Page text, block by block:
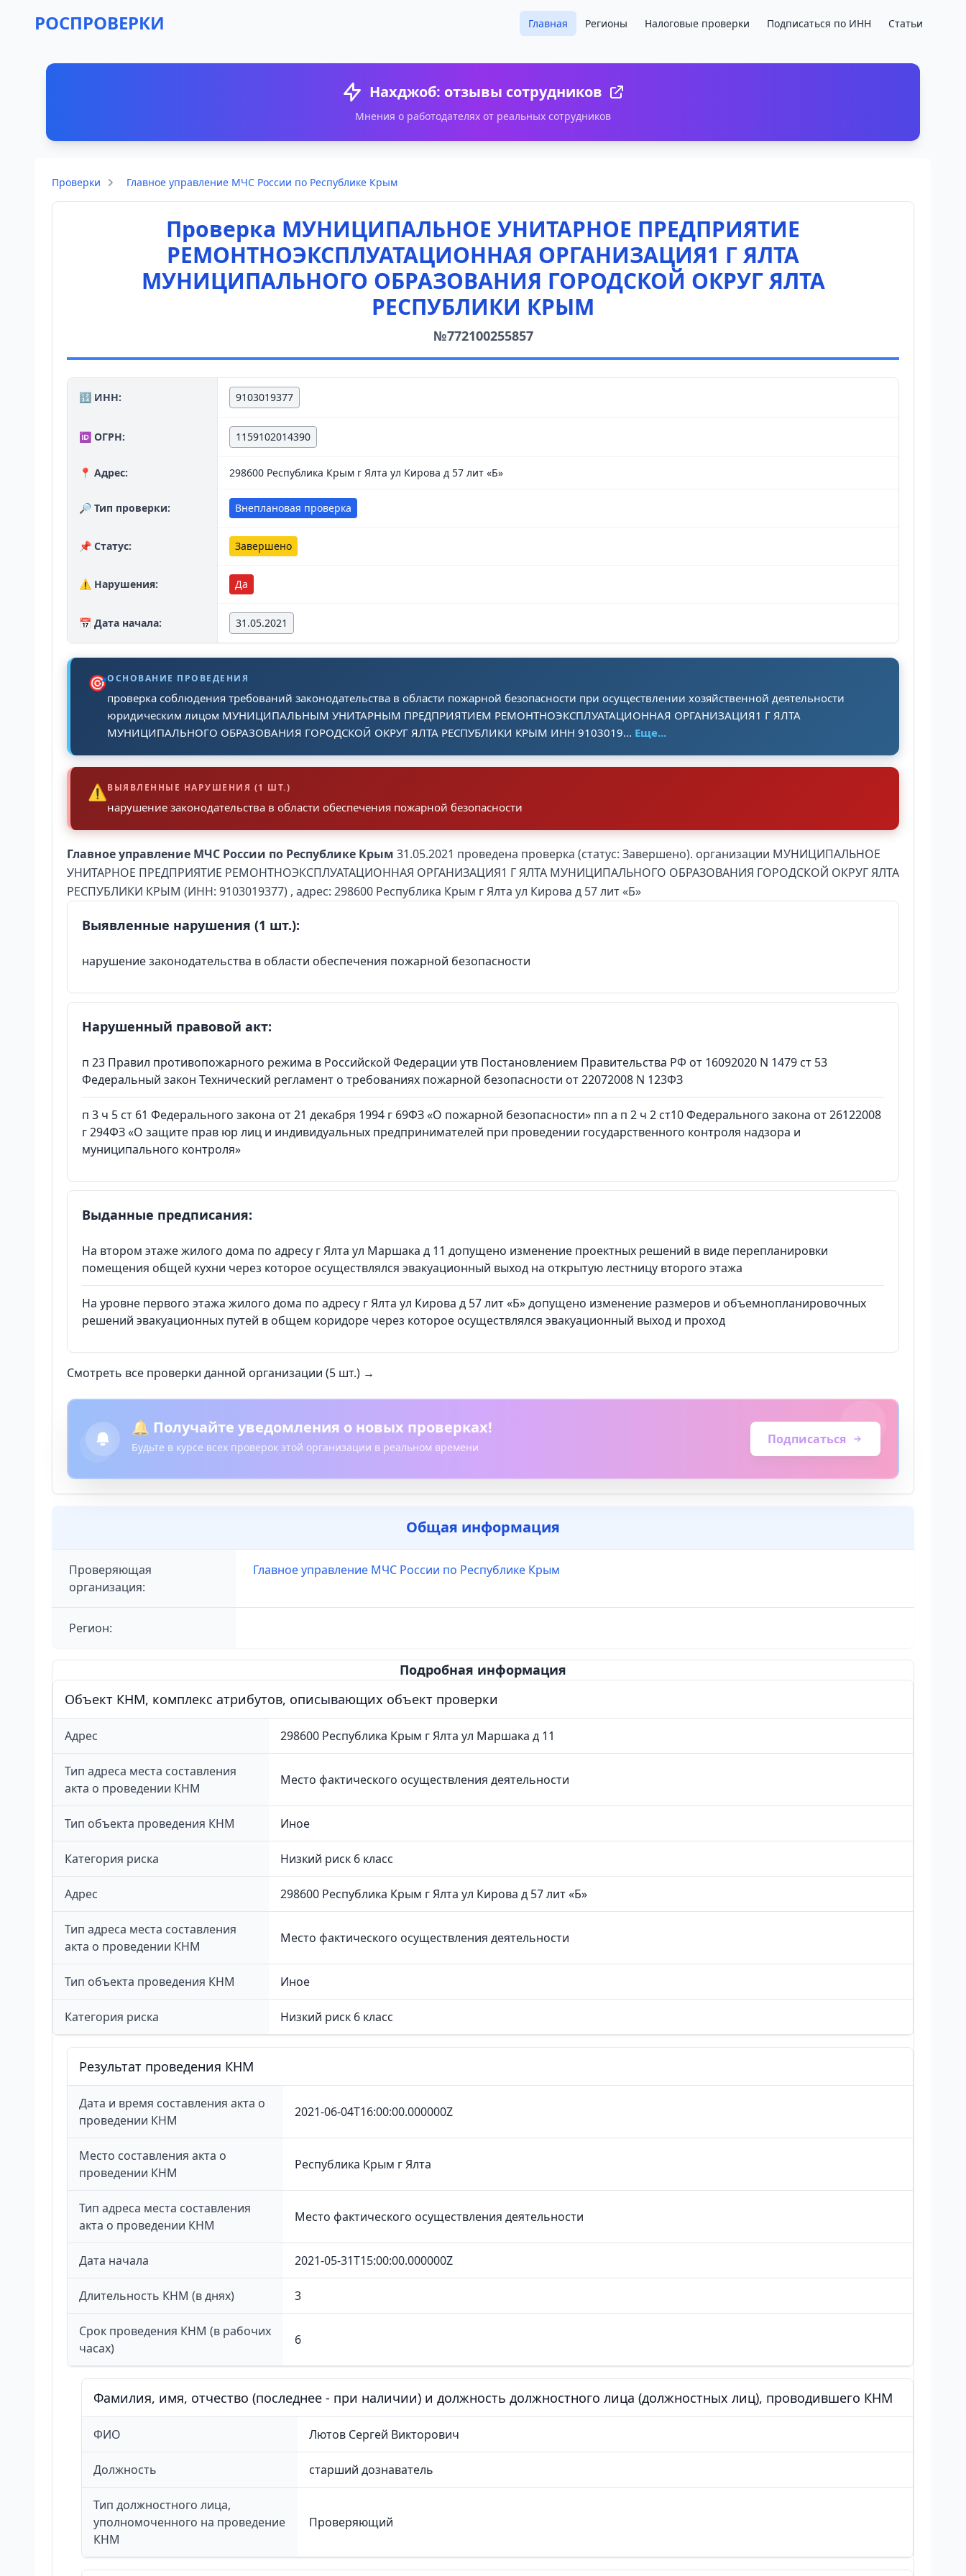
РОСПРОВЕРКИ Главная Регионы Налоговые проверки Подписаться по ИНН Статьи
Нахджоб: отзывы сотрудников
Мнения о работодателях от реальных сотрудников
Проверки Главное управление МЧС России по Республике Крым
Проверка МУНИЦИПАЛЬНОЕ УНИТАРНОЕ ПРЕДПРИЯТИЕ
РЕМОНТНОЭКСПЛУАТАЦИОННАЯ ОРГАНИЗАЦИЯ1 Г ЯЛТА
МУНИЦИПАЛЬНОГО ОБРАЗОВАНИЯ ГОРОДСКОЙ ОКРУГ ЯЛТА
РЕСПУБЛИКИ КРЫМ
№772100255857
🔢 ИНН: 9103019377
🆔 ОГРН: 1159102014390
📍 Адрес: 298600 Республика Крым г Ялта ул Кирова д 57 лит «Б»
🔎 Тип проверки: Внеплановая проверка
📌 Статус: Завершено
⚠️ Нарушения: Да
📅 Дата начала: 31.05.2021
🎯ОСНОВАНИЕ ПРОВЕДЕНИЯ
проверка соблюдения требований законодательства в области пожарной безопасности при осуществлении хозяйственной деятельности
юридическим лицом МУНИЦИПАЛЬНЫМ УНИТАРНЫМ ПРЕДПРИЯТИЕМ РЕМОНТНОЭКСПЛУАТАЦИОННАЯ ОРГАНИЗАЦИЯ1 Г ЯЛТА
МУНИЦИПАЛЬНОГО ОБРАЗОВАНИЯ ГОРОДСКОЙ ОКРУГ ЯЛТА РЕСПУБЛИКИ КРЫМ ИНН 9103019... Еще...
⚠️ВЫЯВЛЕННЫЕ НАРУШЕНИЯ (1 ШТ.)
нарушение законодательства в области обеспечения пожарной безопасности
Главное управление МЧС России по Республике Крым 31.05.2021 проведена проверка (статус: Завершено). организации МУНИЦИПАЛЬНОЕ
УНИТАРНОЕ ПРЕДПРИЯТИЕ РЕМОНТНОЭКСПЛУАТАЦИОННАЯ ОРГАНИЗАЦИЯ1 Г ЯЛТА МУНИЦИПАЛЬНОГО ОБРАЗОВАНИЯ ГОРОДСКОЙ ОКРУГ ЯЛТА
РЕСПУБЛИКИ КРЫМ (ИНН: 9103019377) , адрес: 298600 Республика Крым г Ялта ул Кирова д 57 лит «Б»
Выявленные нарушения (1 шт.):
нарушение законодательства в области обеспечения пожарной безопасности
Нарушенный правовой акт:
п 23 Правил противопожарного режима в Российской Федерации утв Постановлением Правительства РФ от 16092020 N 1479 ст 53
Федеральный закон Технический регламент о требованиях пожарной безопасности от 22072008 N 123ФЗ
п 3 ч 5 ст 61 Федерального закона от 21 декабря 1994 г 69ФЗ «О пожарной безопасности» пп а п 2 ч 2 ст10 Федерального закона от 26122008
г 294ФЗ «О защите прав юр лиц и индивидуальных предпринимателей при проведении государственного контроля надзора и
муниципального контроля»
Выданные предписания:
На втором этаже жилого дома по адресу г Ялта ул Маршака д 11 допущено изменение проектных решений в виде перепланировки
помещения общей кухни через которое осуществлялся эвакуационный выход на открытую лестницу второго этажа
На уровне первого этажа жилого дома по адресу г Ялта ул Кирова д 57 лит «Б» допущено изменение размеров и объемнопланировочных
решений эвакуационных путей в общем коридоре через которое осуществлялся эвакуационный выход и проход
Смотреть все проверки данной организации (5 шт.) →
🔔 Получайте уведомления о новых проверках!
Будьте в курсе всех проверок этой организации в реальном времени
Подписаться
Общая информация
Проверяющая
организация:
Главное управление МЧС России по Республике Крым
Регион:
Подробная информация
Объект КНМ, комплекс атрибутов, описывающих объект проверки
Адрес 298600 Республика Крым г Ялта ул Маршака д 11
Тип адреса места составления
акта о проведении КНМ
Место фактического осуществления деятельности
Тип объекта проведения КНМ Иное
Категория риска Низкий риск 6 класс
Адрес 298600 Республика Крым г Ялта ул Кирова д 57 лит «Б»
Тип адреса места составления
акта о проведении КНМ
Место фактического осуществления деятельности
Тип объекта проведения КНМ Иное
Категория риска Низкий риск 6 класс
Результат проведения КНМ
Дата и время составления акта о
проведении КНМ
2021-06-04T16:00:00.000000Z
Место составления акта о
проведении КНМ
Республика Крым г Ялта
Тип адреса места составления
акта о проведении КНМ
Место фактического осуществления деятельности
Дата начала 2021-05-31T15:00:00.000000Z
Длительность КНМ (в днях) 3
Срок проведения КНМ (в рабочих
часах)
6
Фамилия, имя, отчество (последнее - при наличии) и должность должностного лица (должностных лиц), проводившего КНМ
ФИО Лютов Сергей Викторович
Должность старший дознаватель
Тип должностного лица,
уполномоченного на проведение
КНМ
Проверяющий